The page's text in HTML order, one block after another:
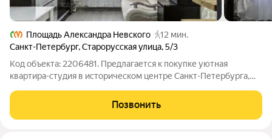
Площадь Александра Невского
12 мин.
Санкт-Петербург,Старорусская улица,5/3
Код объекта: 2206481. Предлагается к покупке уютная
квартира-студия в историческом центре Санкт-Петербурга,
объединяет основное помещение площадью 17,1 кв. м и второй
ярус 7 кв. м с высокими потолками
Позвонить